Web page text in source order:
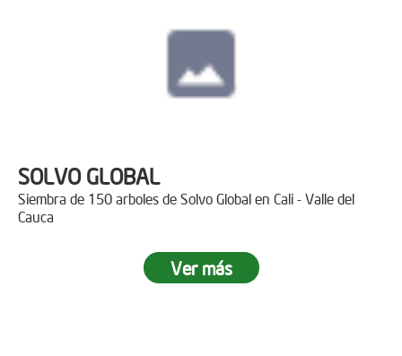
SOLVO GLOBAL
Siembra de 150 arboles de Solvo Global en Cali - Valle del
Cauca
Ver más